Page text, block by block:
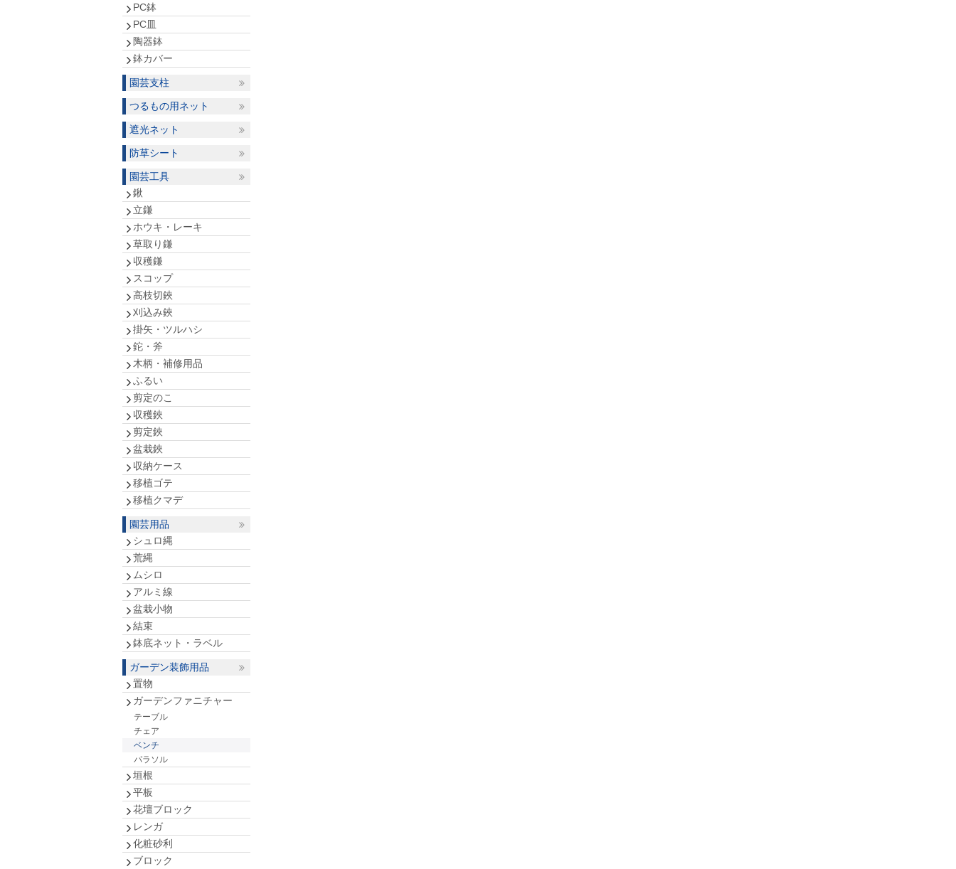
PC鉢
PC皿
陶器鉢
鉢カバー
園芸支柱
つるもの用ネット
遮光ネット
防草シート
園芸工具
鍬
立鎌
ホウキ・レーキ
草取り鎌
収穫鎌
スコップ
高枝切鋏
刈込み鋏
掛矢・ツルハシ
鉈・斧
木柄・補修用品
ふるい
剪定のこ
収穫鋏
剪定鋏
盆栽鋏
収納ケース
移植ゴテ
移植クマデ
園芸用品
シュロ縄
荒縄
ムシロ
アルミ線
盆栽小物
結束
鉢底ネット・ラベル
ガーデン装飾用品
置物
ガーデンファニチャー
テーブル
チェア
ベンチ
パラソル
垣根
平板
花壇ブロック
レンガ
化粧砂利
ブロック